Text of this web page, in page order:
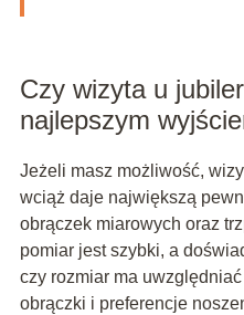
Czy wizyta u
najlepszym
Jeżeli masz możliwość,
wciąż daje największą
obrączek miarowych oraz
pomiar jest szybki, a
czy rozmiar ma
obrączki i preferencje